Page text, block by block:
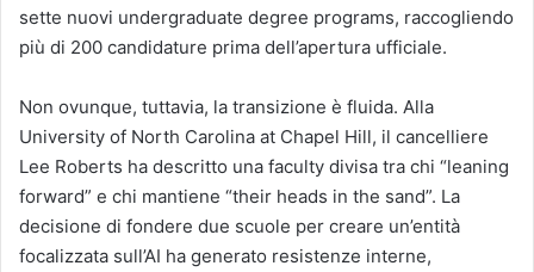
sette nuovi undergraduate degree programs, raccogliendo
più di 200 candidature prima dell’apertura ufficiale.
Non ovunque, tuttavia, la transizione è fluida. Alla
University of North Carolina at Chapel Hill, il cancelliere
Lee Roberts ha descritto una faculty divisa tra chi “leaning
forward” e chi mantiene “their heads in the sand”. La
decisione di fondere due scuole per creare un’entità
focalizzata sull’AI ha generato resistenze interne,